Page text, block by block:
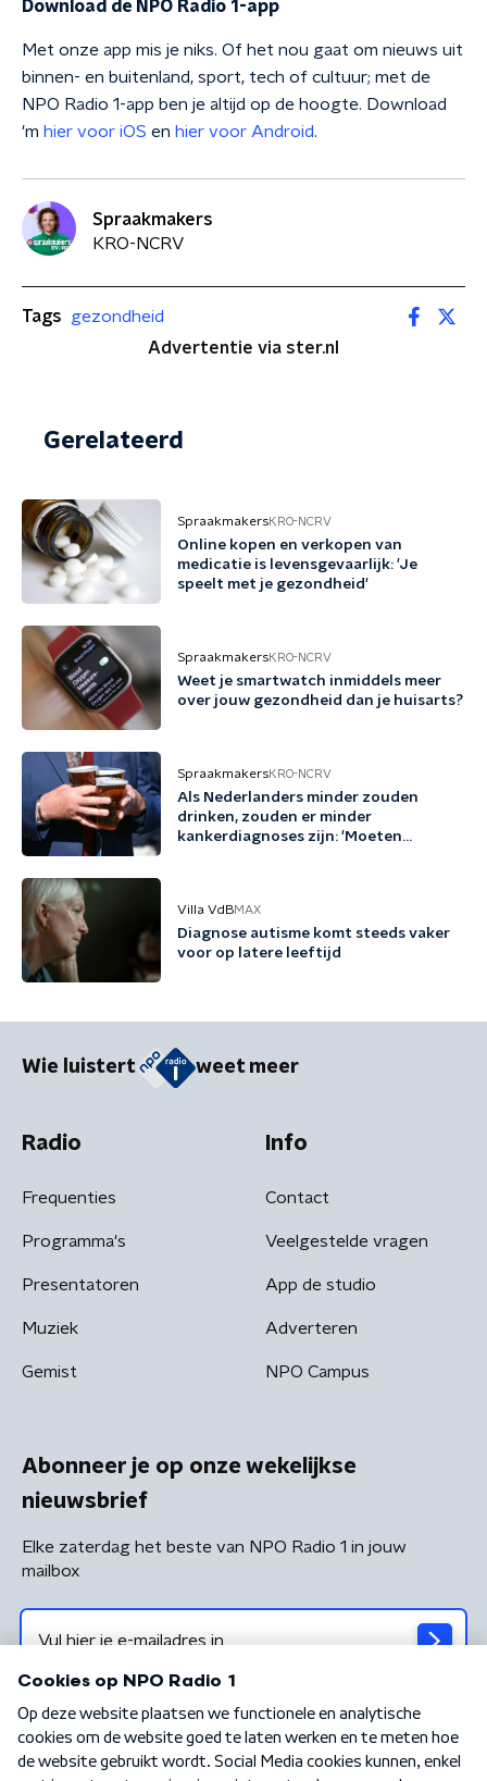
Download de NPO Radio 1-app
Met onze app mis je niks. Of het nou gaat om nieuws uit
binnen- en buitenland, sport, tech of cultuur; met de
NPO Radio 1-app ben je altijd op de hoogte. Download
'm hier voor iOS en hier voor Android.
Spraakmakers
KRO-NCRV
Tags
gezondheid
Advertentie via ster.nl
Gerelateerd
SpraakmakersKRO-NCRV
Online kopen en verkopen van
medicatie is levensgevaarlijk: 'Je
speelt met je gezondheid'
SpraakmakersKRO-NCRV
Weet je smartwatch inmiddels meer
over jouw gezondheid dan je huisarts?
SpraakmakersKRO-NCRV
Als Nederlanders minder zouden
drinken, zouden er minder
kankerdiagnoses zijn: 'Moeten
Villa VdBMAX
Diagnose autisme komt steeds vaker
voor op latere leeftijd
Wie luistert weet meer
Radio
Frequenties
Programma's
Presentatoren
Muziek
Gemist
Info
Contact
Veelgestelde vragen
App de studio
Adverteren
NPO Campus
Abonneer je op onze wekelijkse
nieuwsbrief
Elke zaterdag het beste van NPO Radio 1 in jouw
mailbox
Algemene voorwaarden